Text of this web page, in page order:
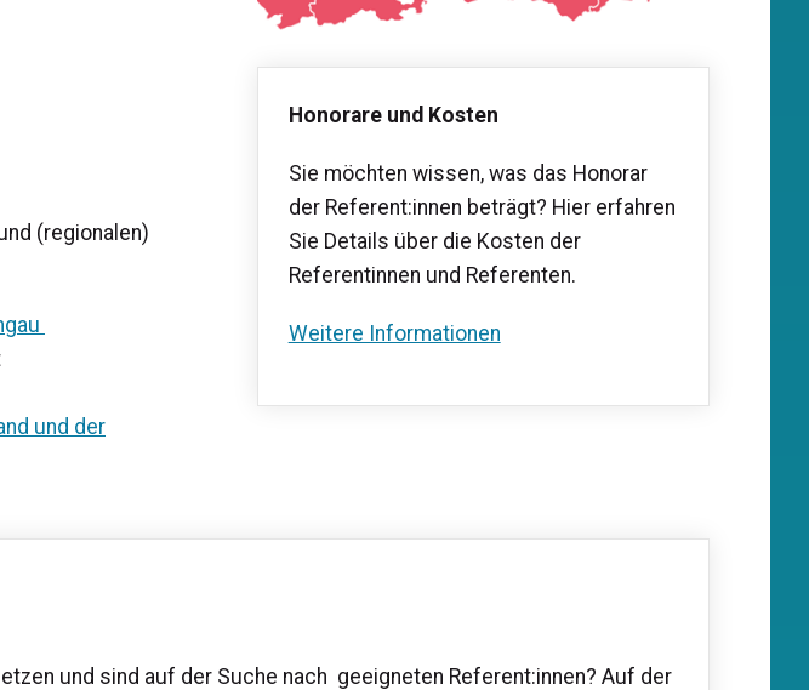
(regionalen)
und der
Honorare und Kosten
Sie möchten wissen, was das Honorar
der Referent:innen beträgt? Hier erfahren
Sie Details über die Kosten der
Referentinnen und Referenten.
​Weitere Informationen
und sind auf der Suche nach geeigneten Referent:innen? Auf der